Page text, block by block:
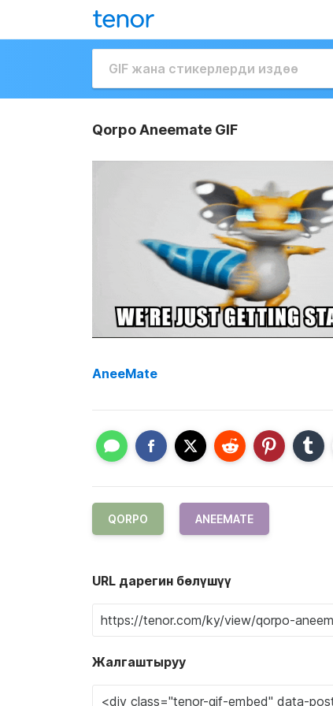
Qorpo Aneemate GIF
AneeMate
QORPO ANEEMATE
URL дарегин бөлүшүү
Жалгаштыруу